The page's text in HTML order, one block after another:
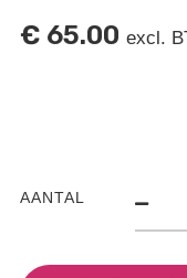
€ 65.00 excl.
AANTAL